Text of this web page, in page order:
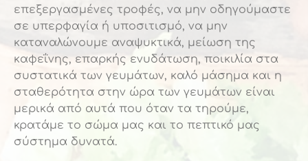
επεξεργασμένες τροφές, να μην οδηγούμαστε
σε υπερφαγία ή υποσιτισμό, να μην
καταναλώνουμε αναψυκτικά, μείωση της
καφεΐνης, επαρκής ενυδάτωση, ποικιλία στα
συστατικά των γευμάτων, καλό μάσημα και η
σταθερότητα στην ώρα των γευμάτων είναι
μερικά από αυτά που όταν τα τηρούμε,
κρατάμε το σώμα μας και το πεπτικό μας
σύστημα δυνατά.